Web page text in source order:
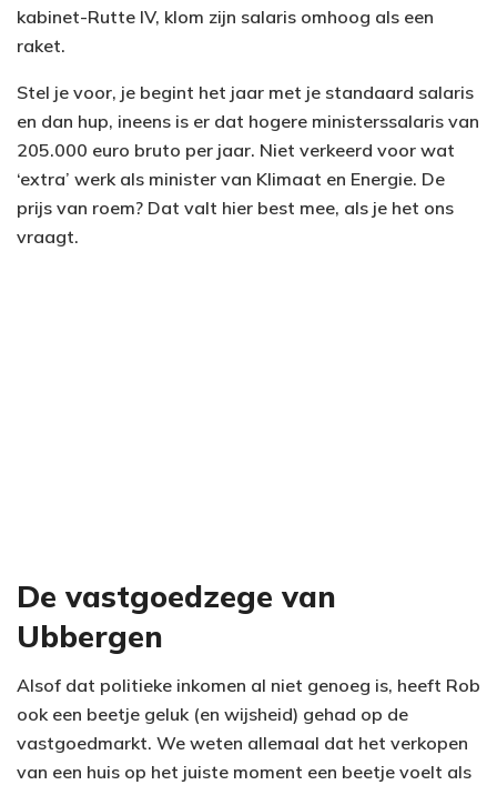
kabinet-Rutte IV, klom zijn salaris omhoog als een
raket.
Stel je voor, je begint het jaar met je standaard salaris
en dan hup, ineens is er dat hogere ministerssalaris van
205.000 euro bruto per jaar. Niet verkeerd voor wat
‘extra’ werk als minister van Klimaat en Energie. De
prijs van roem? Dat valt hier best mee, als je het ons
vraagt.
De vastgoedzege van
Ubbergen
Alsof dat politieke inkomen al niet genoeg is, heeft Rob
ook een beetje geluk (en wijsheid) gehad op de
vastgoedmarkt. We weten allemaal dat het verkopen
van een huis op het juiste moment een beetje voelt als